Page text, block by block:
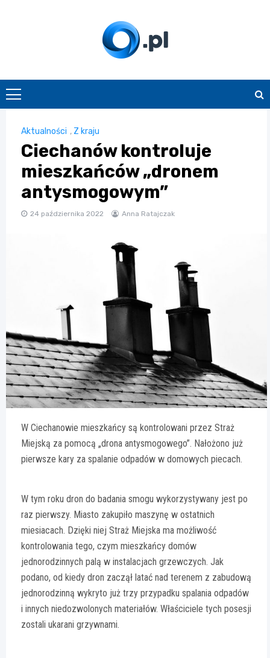
O.pl
Aktualności , Z kraju
Ciechanów kontroluje
mieszkańców „dronem
antysmogowym”
24 października 2022 Anna Ratajczak
W Ciechanowie mieszkańcy są kontrolowani przez Straż
Miejską za pomocą „drona antysmogowego”. Nałożono już
pierwsze kary za spalanie odpadów w domowych piecach.
W tym roku dron do badania smogu wykorzystywany jest po
raz pierwszy. Miasto zakupiło maszynę w ostatnich
miesiacach. Dzięki niej Straż Miejska ma możliwość
kontrolowania tego, czym mieszkańcy domów
jednorodzinnych palą w instalacjach grzewczych. Jak
podano, od kiedy dron zaczął latać nad terenem z zabudową
jednorodzinną wykryto już trzy przypadku spalania odpadów
i innych niedozwolonych materiałów. Właściciele tych posesji
zostali ukarani grzywnami.